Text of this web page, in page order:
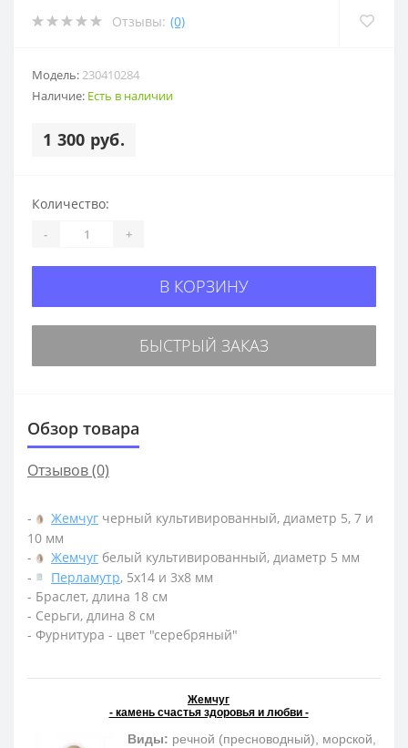
Отзывы: (0)
Модель:230410284
Наличие: Есть в наличии
1 300 руб.
Количество:
- +
В КОРЗИНУ
БЫСТРЫЙ ЗАКАЗ
Обзор товара
Отзывов (0)
- Жемчуг черный культивированный, диаметр 5, 7 и
10 мм
-
Жемчуг белый культивированный, диаметр 5 мм
-
Перламутр, 5х14 и 3х8 мм
- Браслет, длина 18 см
- Серьги, длина 8 см
- Фурнитура - цвет "серебряный"
Жемчуг
- камень счастья здоровья и любви -
Виды: речной (пресноводный), морской,